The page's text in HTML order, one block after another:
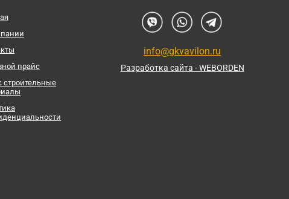
прайс
строительные
info@gkvavilon.ru
Разработка сайта - WEBORDEN